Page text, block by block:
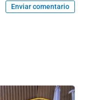
Enviar comentario